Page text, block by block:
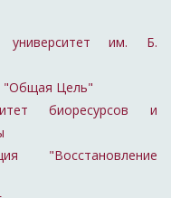
университет им. Б.
"Общая Цель"
биоресурсов и
"Восстановление